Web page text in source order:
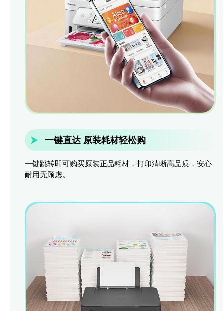
一键直达 原装耗材轻松购
一键跳转即可购买原装正品耗材，打印清晰高品质，安心
耐用无顾虑。